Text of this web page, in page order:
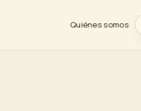
Quiénes somos